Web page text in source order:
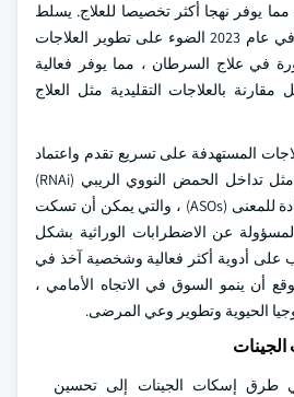
يوفر نهجا أكثر تخصيصا للعلاج. يسلط
تقرير صادر عن PubMed في عام 2023 الضوء على تطوير العلاجات
في علاج السرطان ، مما يوفر فعالية
بالعلاجات التقليدية مثل العلاج
المستهدفة على تسريع تقدم واعتماد
تقنيات إسكات الجينات ، مثل تداخل الحمض النووي الريبي (RNAi)
وقليل النوكليوتيدات المضادة للمعنى (ASOs) ، والتي يمكن أن تسكت
عن الاضطرابات الوراثية بشكل
على أدوية أكثر فعالية وشخصية آخذ في
أن ينمو السوق في الاتجاه الأمامي ،
الحيوية وتطوير وعي المرضى.
طرق إسكات الجينات إلى تحسين